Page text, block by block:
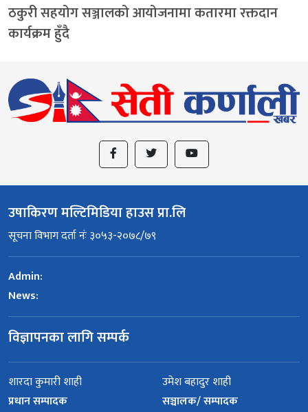
ठकुरी सहयोग सञ्जालको आयोजनामा कतारमा रक्तदान
कार्यक्रम हुँदै
उषाकिरण मल्टिमिडिया हाउस प्रा.लि
सूचना विभाग दर्ता नंः ३०५३-२०७८/७९
Admin:
News:
विज्ञापनका लागि सम्पर्क
शारदा कुमारी शाही
प्रधान सम्पादक
उमेश बहादुर शाही
सञ्चालक/ सम्पादक